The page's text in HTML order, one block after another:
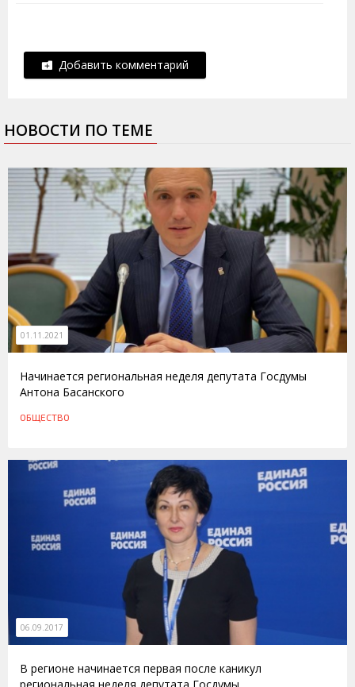
Добавить комментарий
НОВОСТИ ПО ТЕМЕ
01.11.2021
Начинается региональная неделя депутата Госдумы
Антона Басанского
ОБЩЕСТВО
06.09.2017
В регионе начинается первая после каникул
региональная неделя депутата Госдумы